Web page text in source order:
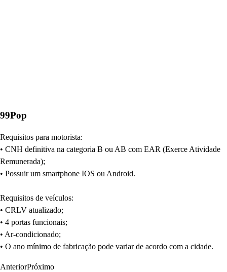
99Pop
Requisitos para motorista:
• CNH definitiva na categoria B ou AB com EAR (Exerce Atividade
Remunerada);
• Possuir um smartphone IOS ou Android.
Requisitos de veículos:
• CRLV atualizado;
• 4 portas funcionais;
• Ar-condicionado;
• O ano mínimo de fabricação pode variar de acordo com a cidade.
AnteriorPróximo